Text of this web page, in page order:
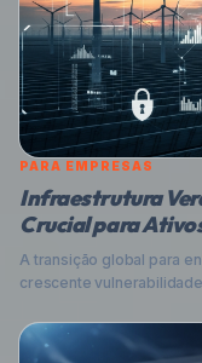
PARA EMPRESAS
Infraestrutura
Crucial para
A transição global para
crescente
os ativos físicos da
brasileiro e dicas